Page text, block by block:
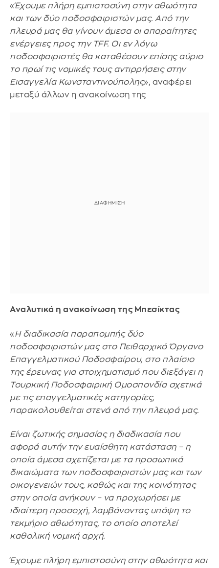
«Έχουμε πλήρη εμπιστοσύνη στην αθωότητα
και των δύο ποδοσφαιριστών μας. Από την
πλευρά μας θα γίνουν άμεσα οι απαραίτητες
ενέργειες προς την ΤFF. Οι εν λόγω
ποδοσφαιριστές θα καταθέσουν επίσης αύριο
το πρωί τις νομικές τους αντιρρήσεις στην
Εισαγγελία Κωνσταντινούπολης», αναφέρει
μεταξύ άλλων η ανακοίνωση της
Αναλυτικά η ανακοίνωση της Μπεσίκτας
«Η διαδικασία παραπομπής δύο
ποδοσφαιριστών μας στο Πειθαρχικό Όργανο
Επαγγελματικού Ποδοσφαίρου, στο πλαίσιο
της έρευνας για στοιχηματισμό που διεξάγει η
Τουρκική Ποδοσφαιρική Ομοσπονδία σχετικά
με τις επαγγελματικές κατηγορίες,
παρακολουθείται στενά από την πλευρά μας.
Είναι ζωτικής σημασίας η διαδικασία που
αφορά αυτήν την ευαίσθητη κατάσταση – η
οποία άμεσα σχετίζεται με τα προσωπικά
δικαιώματα των ποδοσφαιριστών μας και των
οικογενειών τους, καθώς και της κοινότητας
στην οποία ανήκουν – να προχωρήσει με
ιδιαίτερη προσοχή, λαμβάνοντας υπόψη το
τεκμήριο αθωότητας, το οποίο αποτελεί
καθολική νομική αρχή.
Έχουμε πλήρη εμπιστοσύνη στην αθωότητα και